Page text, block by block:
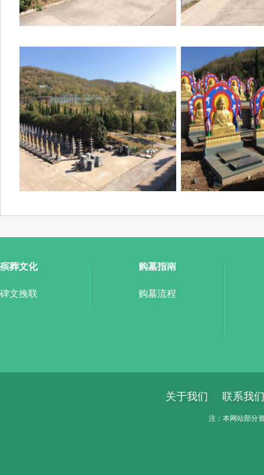
殡葬文化
碑文挽联
购墓指南
购墓流程
关于我们 联系我们
注：本网站部分